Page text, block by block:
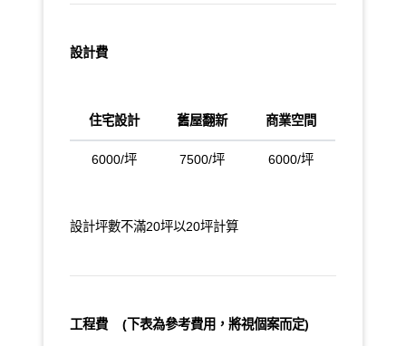
設計費
住宅設計 舊屋翻新 商業空間
6000/坪 7500/坪 6000/坪
設計坪數不滿20坪以20坪計算
工程費 (下表為參考費用，將視個案而定)